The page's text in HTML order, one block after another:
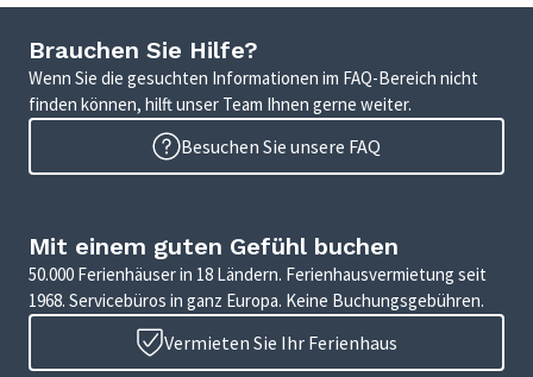
Brauchen Sie Hilfe?
Wenn Sie die gesuchten Informationen im FAQ-Bereich nicht
finden können, hilft unser Team Ihnen gerne weiter.
Besuchen Sie unsere FAQ
Mit einem guten Gefühl buchen
50.000 Ferienhäuser in 18 Ländern. Ferienhausvermietung seit
1968. Servicebüros in ganz Europa. Keine Buchungsgebühren.
Vermieten Sie Ihr Ferienhaus